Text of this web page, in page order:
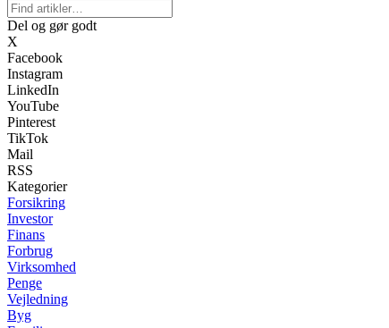
Del og gør godt
X
Facebook
Instagram
LinkedIn
YouTube
Pinterest
TikTok
Mail
RSS
Kategorier
Forsikring
Investor
Finans
Forbrug
Virksomhed
Penge
Vejledning
Byg